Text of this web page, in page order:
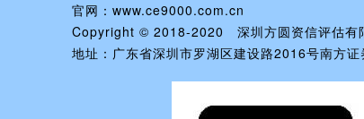
官网：www.ce9000.com.cn
Copyright © 2018-2020 深圳方圆资信评估
地址：广东省深圳市罗湖区建设路2016号南方